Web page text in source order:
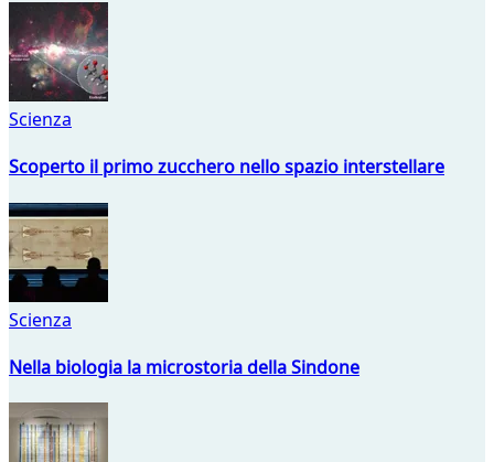
Scienza
Scoperto il primo zucchero nello spazio interstellare
Scienza
Nella biologia la microstoria della Sindone